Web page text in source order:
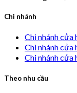
Chi nhánh
Chi nhánh cửa
Chi nhánh
Chi nhánh cửa
Theo nhu cầu